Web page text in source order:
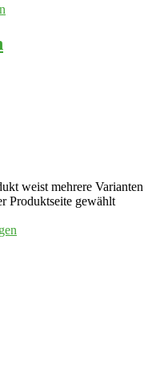
weist mehrere Varianten
Produktseite gewählt